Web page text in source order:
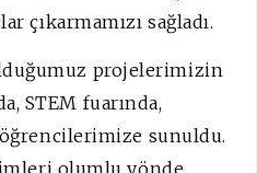
çıkarmamızı sağladı.
projelerimizin
STEM fuarında,
sunuldu.
olumlu yönde